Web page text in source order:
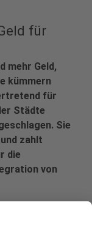
für
mehr Geld,
kümmern
für
Städte
Sie
zahlt
die
von